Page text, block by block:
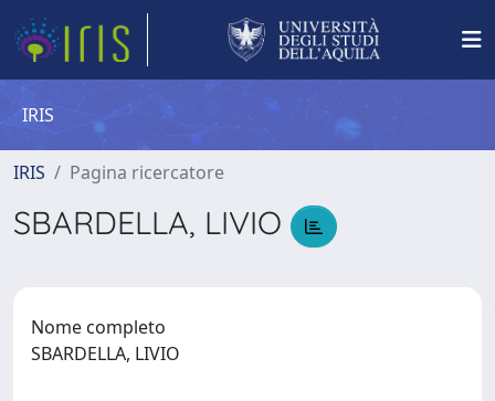
IRIS
IRIS Pagina ricercatore
SBARDELLA, LIVIO
Nome completo
SBARDELLA, LIVIO